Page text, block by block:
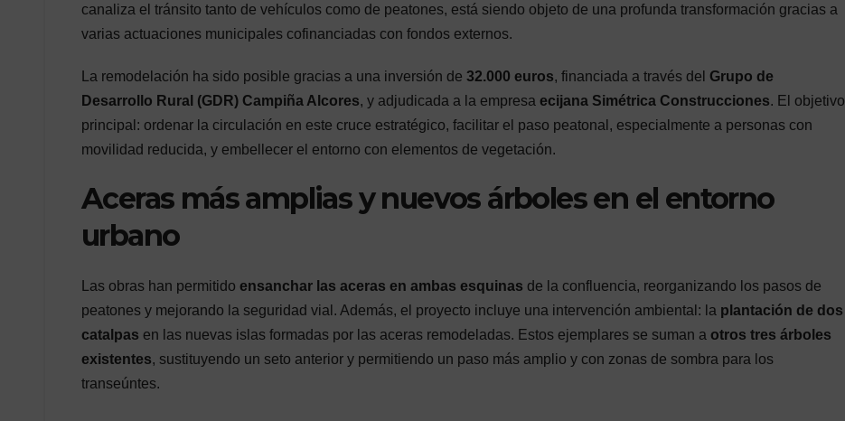
canaliza el tránsito tanto de vehículos como de peatones, está siendo objeto de una profunda transformación gracias a
varias actuaciones municipales cofinanciadas con fondos externos.
La remodelación ha sido posible gracias a una inversión de 32.000 euros, financiada a través del Grupo de
Desarrollo Rural (GDR) Campiña Alcores, y adjudicada a la empresa ecijana Simétrica Construcciones. El objetivo
principal: ordenar la circulación en este cruce estratégico, facilitar el paso peatonal, especialmente a personas con
movilidad reducida, y embellecer el entorno con elementos de vegetación.
Aceras más amplias y nuevos árboles en el entorno
urbano
Las obras han permitido ensanchar las aceras en ambas esquinas de la confluencia, reorganizando los pasos de
peatones y mejorando la seguridad vial. Además, el proyecto incluye una intervención ambiental: la plantación de dos
catalpas en las nuevas islas formadas por las aceras remodeladas. Estos ejemplares se suman a otros tres árboles
existentes, sustituyendo un seto anterior y permitiendo un paso más amplio y con zonas de sombra para los
transeúntes.